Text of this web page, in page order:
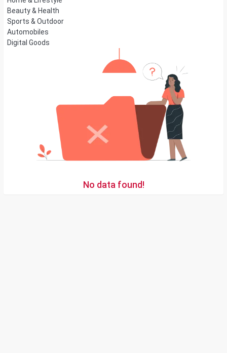
Beauty & Health
Sports & Outdoor
Automobiles
Digital Goods
No data found!